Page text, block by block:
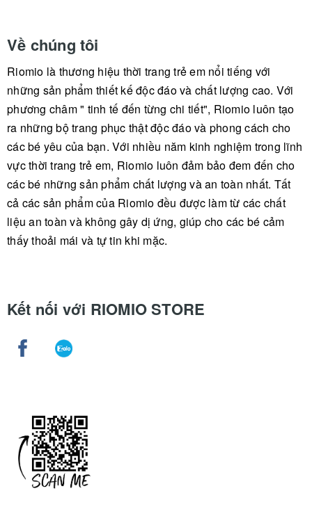
Về chúng tôi
Riomio là thương hiệu thời trang trẻ em nổi tiếng với
những sản phẩm thiết kế độc đáo và chất lượng cao. Với
phương châm " tinh tế đến từng chi tiết", Riomio luôn tạo
ra những bộ trang phục thật độc đáo và phong cách cho
các bé yêu của bạn. Với nhiều năm kinh nghiệm trong lĩnh
vực thời trang trẻ em, Riomio luôn đảm bảo đem đến cho
các bé những sản phẩm chất lượng và an toàn nhất. Tất
cả các sản phẩm của Riomio đều được làm từ các chất
liệu an toàn và không gây dị ứng, giúp cho các bé cảm
thấy thoải mái và tự tin khi mặc.
Kết nối với RIOMIO STORE